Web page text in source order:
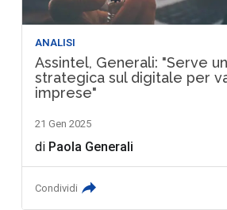
ANALISI
Assintel, Generali: "Serve
strategica sul digitale per
imprese"
21 Gen 2025
di Paola Generali
Condividi